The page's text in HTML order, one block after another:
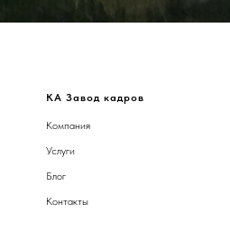
КА Завод кадров
Компания
Услуги
Блог
Контакты